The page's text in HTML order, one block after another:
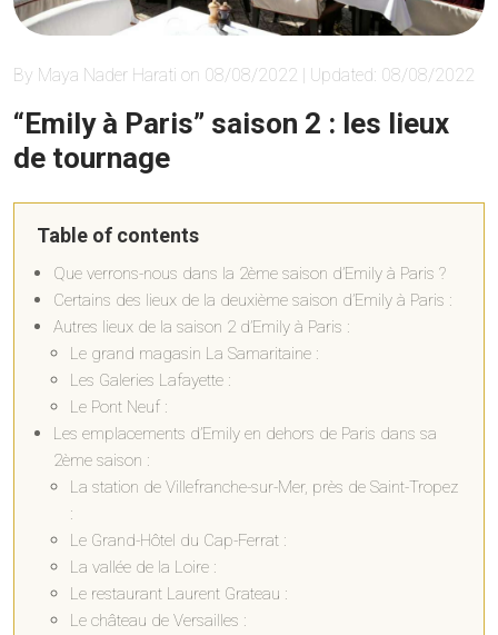
By Maya Nader Harati on 08/08/2022 | Updated: 08/08/2022
“Emily à Paris” saison 2 : les lieux
de tournage
Table of contents
Que verrons-nous dans la 2ème saison d’Emily à Paris ?
Certains des lieux de la deuxième saison d’Emily à Paris :
Autres lieux de la saison 2 d’Emily à Paris :
Le grand magasin La Samaritaine :
Les Galeries Lafayette :
Le Pont Neuf :
Les emplacements d’Emily en dehors de Paris dans sa
2ème saison :
La station de Villefranche-sur-Mer, près de Saint-Tropez
:
Le Grand-Hôtel du Cap-Ferrat :
La vallée de la Loire :
Le restaurant Laurent Grateau :
Le château de Versailles :